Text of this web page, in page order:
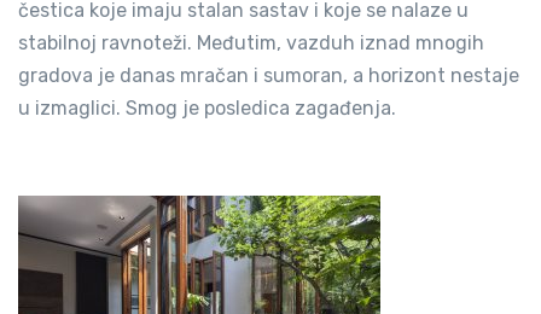
čestica koje imaju stalan sastav i koje se nalaze u
stabilnoj ravnoteži. Međutim, vazduh iznad mnogih
gradova je danas mračan i sumoran, a horizont nestaje
u izmaglici. Smog je posledica zagađenja.